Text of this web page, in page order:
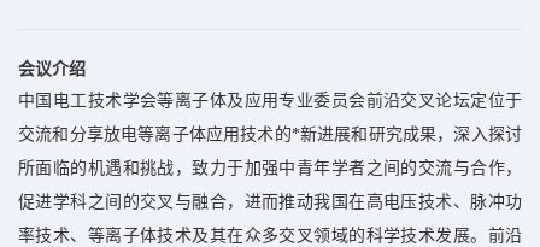
会议介绍
中国电工技术学会等离子体及应用专业委员会前沿交叉论坛定位于
交流和分享放电等离子体应用技术的*新进展和研究成果，深入探讨
所面临的机遇和挑战，致力于加强中青年学者之间的交流与合作，
促进学科之间的交叉与融合，进而推动我国在高电压技术、脉冲功
率技术、等离子体技术及其在众多交叉领域的科学技术发展。前沿